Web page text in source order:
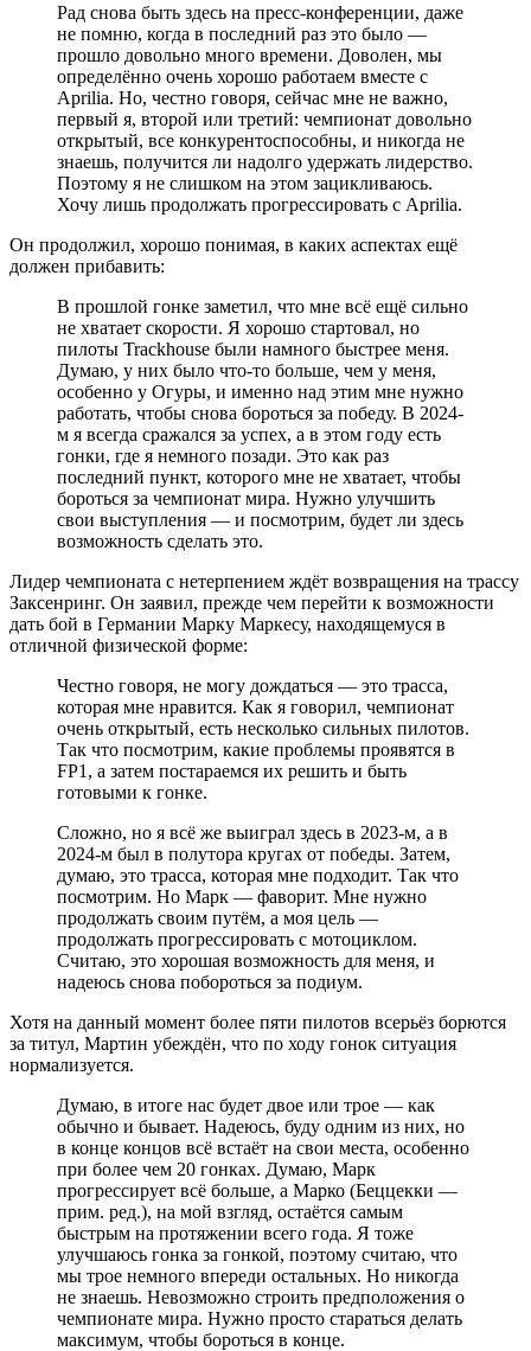
Рад снова быть здесь на пресс-конференции, даже
не помню, когда в последний раз это было —
прошло довольно много времени. Доволен, мы
определённо очень хорошо работаем вместе с
Aprilia. Но, честно говоря, сейчас мне не важно,
первый я, второй или третий: чемпионат довольно
открытый, все конкурентоспособны, и никогда не
знаешь, получится ли надолго удержать лидерство.
Поэтому я не слишком на этом зацикливаюсь.
Хочу лишь продолжать прогрессировать с Aprilia.
Он продолжил, хорошо понимая, в каких аспектах ещё
должен прибавить:
В прошлой гонке заметил, что мне всё ещё сильно
не хватает скорости. Я хорошо стартовал, но
пилоты Trackhouse были намного быстрее меня.
Думаю, у них было что-то больше, чем у меня,
особенно у Огуры, и именно над этим мне нужно
работать, чтобы снова бороться за победу. В 2024-
м я всегда сражался за успех, а в этом году есть
гонки, где я немного позади. Это как раз
последний пункт, которого мне не хватает, чтобы
бороться за чемпионат мира. Нужно улучшить
свои выступления — и посмотрим, будет ли здесь
возможность сделать это.
Лидер чемпионата с нетерпением ждёт возвращения на трассу
Заксенринг. Он заявил, прежде чем перейти к возможности
дать бой в Германии Марку Маркесу, находящемуся в
отличной физической форме:
Честно говоря, не могу дождаться — это трасса,
которая мне нравится. Как я говорил, чемпионат
очень открытый, есть несколько сильных пилотов.
Так что посмотрим, какие проблемы проявятся в
FP1, а затем постараемся их решить и быть
готовыми к гонке.
Сложно, но я всё же выиграл здесь в 2023-м, а в
2024-м был в полутора кругах от победы. Затем,
думаю, это трасса, которая мне подходит. Так что
посмотрим. Но Марк — фаворит. Мне нужно
продолжать своим путём, а моя цель —
продолжать прогрессировать с мотоциклом.
Считаю, это хорошая возможность для меня, и
надеюсь снова побороться за подиум.
Хотя на данный момент более пяти пилотов всерьёз борются
за титул, Мартин убеждён, что по ходу гонок ситуация
нормализуется.
Думаю, в итоге нас будет двое или трое — как
обычно и бывает. Надеюсь, буду одним из них, но
в конце концов всё встаёт на свои места, особенно
при более чем 20 гонках. Думаю, Марк
прогрессирует всё больше, а Марко (Беццекки —
прим. ред.), на мой взгляд, остаётся самым
быстрым на протяжении всего года. Я тоже
улучшаюсь гонка за гонкой, поэтому считаю, что
мы трое немного впереди остальных. Но никогда
не знаешь. Невозможно строить предположения о
чемпионате мира. Нужно просто стараться делать
максимум, чтобы бороться в конце.